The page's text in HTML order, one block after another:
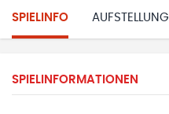
SPIELINFO AUFSTELLUNG
SPIELINFORMATIONEN